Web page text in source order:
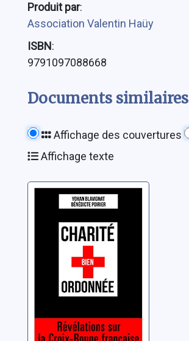
Produit par:
Association Valentin Haüy
ISBN:
9791097088668
Documents similaires
Affichage des couvertures
Affichage texte
Charité bien
ordonnée:
révélations sur la
Croix-Rouge
française
Blavignat, Yohan